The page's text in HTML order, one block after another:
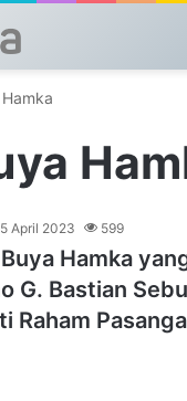
5 April 2023 599
Hamka
G. Bastian
Raham